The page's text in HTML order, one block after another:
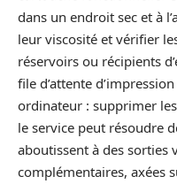
dans un endroit sec et à
leur viscosité et vérifier
réservoirs ou récipients
file d’attente
ordinateur : supprimer
le service peut résoudre
aboutissent à des sorties
complémentaires, axées